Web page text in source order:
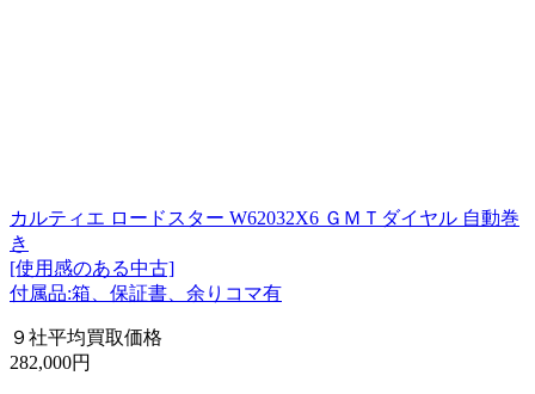
カルティエ ロードスター W62032X6 ＧＭＴダイヤル 自動巻
き
[使用感のある中古]
付属品:箱、保証書、余りコマ有
９社平均買取価格
282,000円